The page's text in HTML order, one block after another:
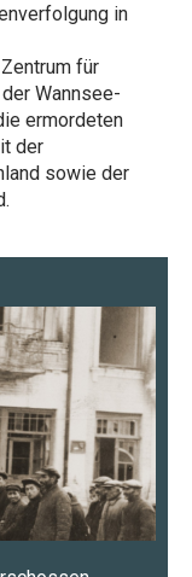
in
für
Wannsee-
ermordeten
der
sowie der